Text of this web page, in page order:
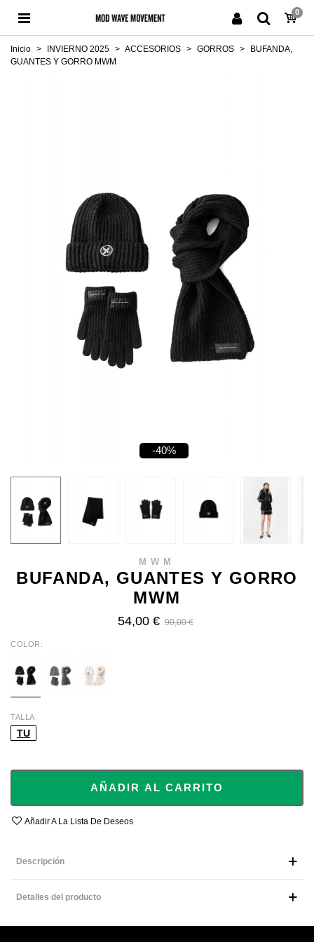
0
Inicio > INVIERNO 2025 > ACCESORIOS > GORROS >
BUFANDA,
GUANTES Y GORRO MWM
-40%
MWM
BUFANDA, GUANTES Y GORRO
MWM
54,00 € 90,00 €
COLOR
TALLA
TU
AÑADIR AL CARRITO
Añadir A La Lista De Deseos
Descripción
Detalles del producto